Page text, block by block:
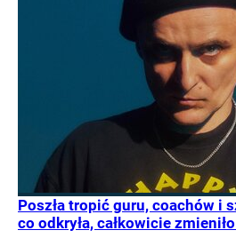
Poszła tropić guru, coachów i
co odkryła, całkowicie